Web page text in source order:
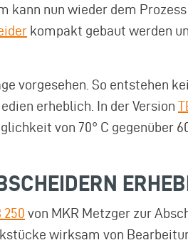
kann nun wieder dem Prozess
kompakt gebaut werden
vorgesehen. So entstehen
erheblich. In der Version
von 70° C gegenüber
250 von MKR Metzger zur
wirksam von